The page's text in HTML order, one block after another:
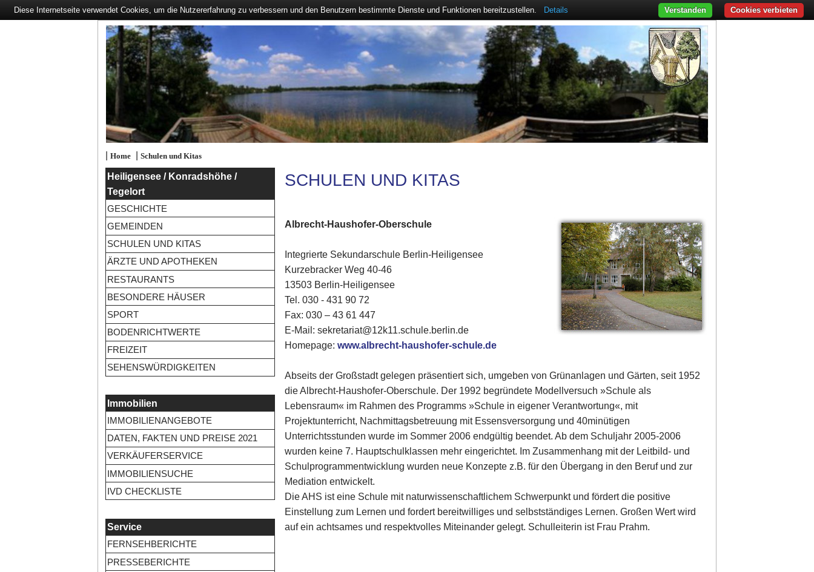
| Home| Schulen und Kitas
Heiligensee / Konradshöhe /
Tegelort
GESCHICHTE
GEMEINDEN
SCHULEN UND KITAS
ÄRZTE UND APOTHEKEN
RESTAURANTS
BESONDERE HÄUSER
SPORT
BODENRICHTWERTE
FREIZEIT
SEHENSWÜRDIGKEITEN
Immobilien
IMMOBILIENANGEBOTE
DATEN, FAKTEN UND PREISE 2021
VERKÄUFERSERVICE
IMMOBILIENSUCHE
IVD CHECKLISTE
Service
FERNSEHBERICHTE
PRESSEBERICHTE
SCHULEN UND KITAS
Albrecht-Haushofer-Oberschule
Integrierte Sekundarschule Berlin-Heiligensee
Kurzebracker Weg 40-46
13503 Berlin-Heiligensee
Tel. 030 - 431 90 72‎
Fax: 030 – 43 61 447
E-Mail: sekretariat@12k11.schule.berlin.de
Homepage:www.albrecht-haushofer-schule.de
Abseits der Großstadt gelegen präsentiert sich, umgeben von Grünanlagen und Gärten, seit 1952
die Albrecht-Haushofer-Oberschule. Der 1992 begründete Modellversuch »Schule als
Lebensraum« im Rahmen des Programms »Schule in eigener Verantwortung«, mit
Projektunterricht, Nachmittagsbetreuung mit Essensversorgung und 40minütigen
Unterrichtsstunden wurde im Sommer 2006 endgültig beendet. Ab dem Schuljahr 2005-2006
wurden keine 7. Hauptschulklassen mehr eingerichtet. Im Zusammenhang mit der Leitbild- und
Schulprogrammentwicklung wurden neue Konzepte z.B. für den Übergang in den Beruf und zur
Mediation entwickelt.
Die AHS ist eine Schule mit naturwissenschaftlichem Schwerpunkt und fördert die positive
Einstellung zum Lernen und fordert bereitwilliges und selbstständiges Lernen. Großen Wert wird
auf ein achtsames und respektvolles Miteinander gelegt. Schulleiterin ist Frau Prahm.
Diese Internetseite verwendet Cookies, um die Nutzererfahrung zu verbessern und den Benutzern bestimmte Dienste und Funktionen bereitzustellen. Details Cookies verbieten
Verstanden